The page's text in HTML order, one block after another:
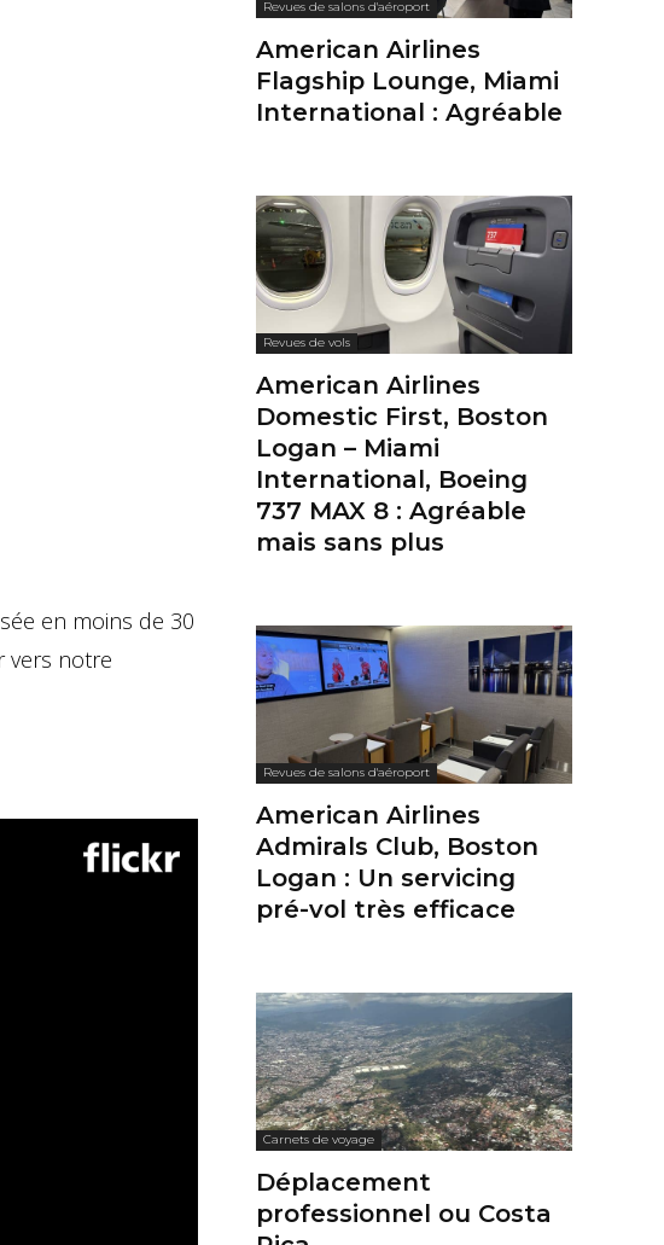
en moins de 30
vers notre
Revues de salons d'aéroport
American Airlines
Flagship Lounge, Miami
International : Agréable
Revues de vols
American Airlines
Domestic First, Boston
Logan – Miami
International, Boeing
737 MAX 8 : Agréable
mais sans plus
Revues de salons d'aéroport
American Airlines
Admirals Club, Boston
Logan : Un servicing
pré-vol très efficace
Carnets de voyage
Déplacement
professionnel ou Costa